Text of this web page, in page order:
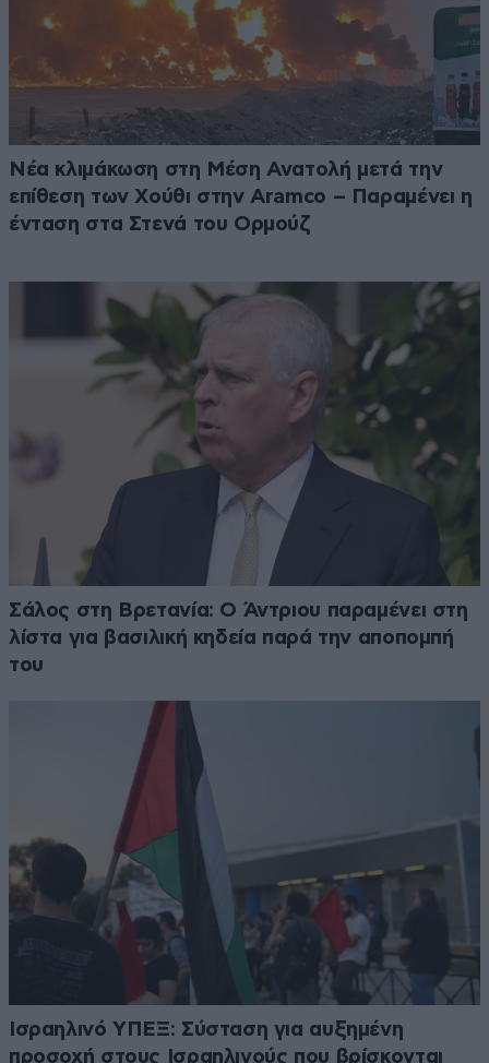
Νέα κλιμάκωση στη Μέση Ανατολή μετά την
επίθεση των Χούθι στην Aramco – Παραμένει η
ένταση στα Στενά του Ορμούζ
Σάλος στη Βρετανία: Ο Άντριου παραμένει στη
λίστα για βασιλική κηδεία παρά την αποπομπή
του
Ισραηλινό ΥΠΕΞ: Σύσταση για αυξημένη
προσοχή στους Ισραηλινούς που βρίσκονται